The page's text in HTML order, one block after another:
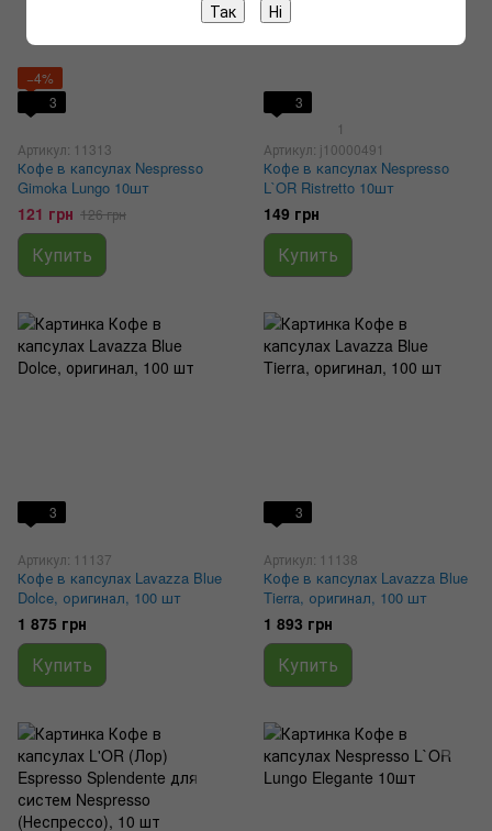
−4%
3
Артикул: 11313
Кофе в капсулах Nespresso
Gimoka Lungo 10шт
121 грн 126 грн
Купить
3
1
Артикул: j10000491
Кофе в капсулах Nespresso
L`OR Ristretto 10шт
149 грн
Купить
3
Артикул: 11137
Кофе в капсулах Lavazza Blue
Dolce, оригинал, 100 шт
1 875 грн
Купить
3
Артикул: 11138
Кофе в капсулах Lavazza Blue
Tierra, оригинал, 100 шт
1 893 грн
Купить
Так Ні